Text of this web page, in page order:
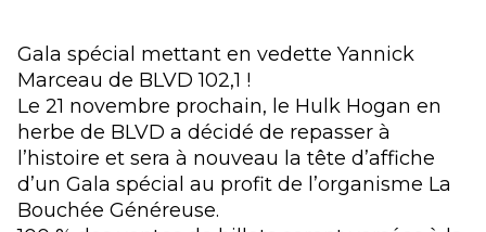
Gala spécial mettant en vedette Yannick
Marceau de BLVD 102,1 !
Le 21 novembre prochain, le Hulk Hogan en
herbe de BLVD a décidé de repasser à
l’histoire et sera à nouveau la tête d’affiche
d’un Gala spécial au profit de l’organisme La
Bouchée Généreuse.